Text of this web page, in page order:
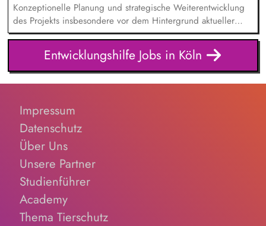
Konzeptionelle Planung und strategische Weiterentwicklung
des Projekts insbesondere vor dem Hintergrund aktueller
politischer Entwicklungen in den Projektregionen,
Öffentlichkeitsarbeit Print und web in Deutsch und Englisch,
Vertretung des Projekts bei Vorträgen, Netzwerk- u.
Fundraisingveranstaltungen, Weiterentwicklung des
Privatspendenfundraisings, regelmäßige Kommunikation mit
und Begleitung der etwa jährlich stattfindenden
Dialogseminare.
Entwicklungshilfe Jobs in Köln
Impressum
Datenschutz
Über Uns
Unsere Partner
Studienführer
Academy
Thema Tierschutz